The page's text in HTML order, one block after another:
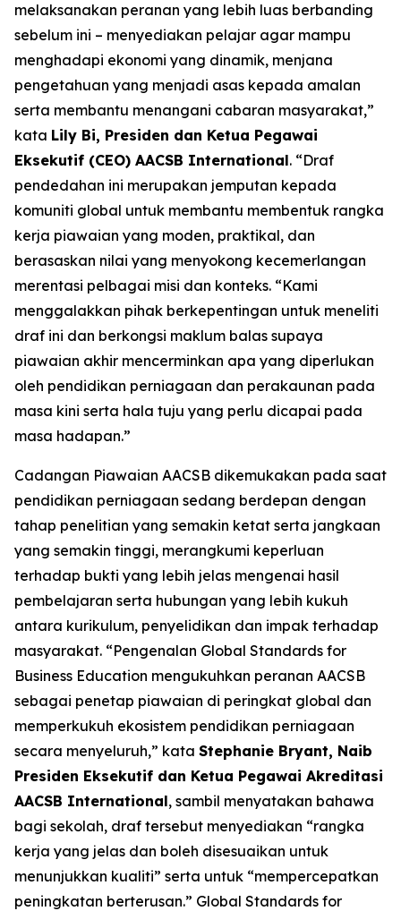
melaksanakan peranan yang lebih luas berbanding
sebelum ini – menyediakan pelajar agar mampu
menghadapi ekonomi yang dinamik, menjana
pengetahuan yang menjadi asas kepada amalan
serta membantu menangani cabaran masyarakat,”
kata Lily Bi, Presiden dan Ketua Pegawai
Eksekutif (CEO) AACSB International. “Draf
pendedahan ini merupakan jemputan kepada
komuniti global untuk membantu membentuk rangka
kerja piawaian yang moden, praktikal, dan
berasaskan nilai yang menyokong kecemerlangan
merentasi pelbagai misi dan konteks. “Kami
menggalakkan pihak berkepentingan untuk meneliti
draf ini dan berkongsi maklum balas supaya
piawaian akhir mencerminkan apa yang diperlukan
oleh pendidikan perniagaan dan perakaunan pada
masa kini serta hala tuju yang perlu dicapai pada
masa hadapan.”
Cadangan Piawaian AACSB dikemukakan pada saat
pendidikan perniagaan sedang berdepan dengan
tahap penelitian yang semakin ketat serta jangkaan
yang semakin tinggi, merangkumi keperluan
terhadap bukti yang lebih jelas mengenai hasil
pembelajaran serta hubungan yang lebih kukuh
antara kurikulum, penyelidikan dan impak terhadap
masyarakat. “Pengenalan Global Standards for
Business Education mengukuhkan peranan AACSB
sebagai penetap piawaian di peringkat global dan
memperkukuh ekosistem pendidikan perniagaan
secara menyeluruh,” kata Stephanie Bryant, Naib
Presiden Eksekutif dan Ketua Pegawai Akreditasi
AACSB International, sambil menyatakan bahawa
bagi sekolah, draf tersebut menyediakan “rangka
kerja yang jelas dan boleh disesuaikan untuk
menunjukkan kualiti” serta untuk “mempercepatkan
peningkatan berterusan.” Global Standards for